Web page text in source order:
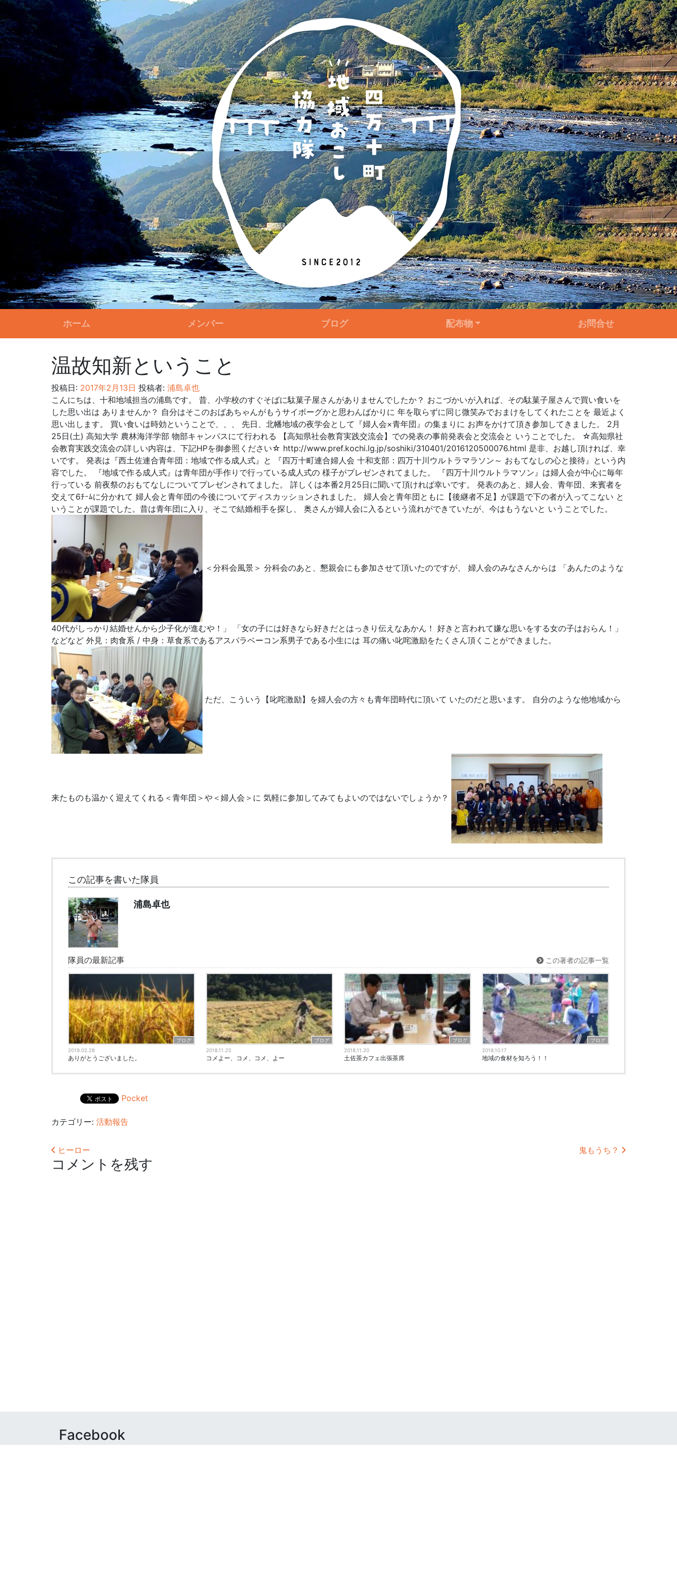
ホーム メンバー ブログ 配布物 お問合せ
温故知新ということ
投稿日: 2017年2月13日 投稿者: 浦島卓也
こんにちは、十和地域担当の浦島です。 昔、小学校のすぐそばに駄菓子屋さんがありませんでしたか？ おこづかいが入れば、その駄菓子屋さんで買い食いを
した思い出は ありませんか？ 自分はそこのおばあちゃんがもうサイボーグかと思わんばかりに 年を取らずに同じ微笑みでおまけをしてくれたことを 最近よく
思い出します。 買い食いは時効ということで、、、 先日、北幡地域の夜学会として『婦人会×青年団』の集まりに お声をかけて頂き参加してきました。 2月
25日(土) 高知大学 農林海洋学部 物部キャンパスにて行われる 【高知県社会教育実践交流会】での発表の事前発表会と交流会と いうことでした。 ☆高知県社
会教育実践交流会の詳しい内容は、下記HPを御参照ください☆ http://www.pref.kochi.lg.jp/soshiki/310401/2016120500076.html 是非、お越し頂ければ、幸
いです。 発表は『西土佐連合青年団：地域で作る成人式』と 『四万十町連合婦人会 十和支部：四万十川ウルトラマラソン～ おもてなしの心と接待』という内
容でした。 『地域で作る成人式』は青年団が手作りで行っている成人式の 様子がプレゼンされてました。 『四万十川ウルトラマソン』は婦人会が中心に毎年
行っている 前夜祭のおもてなしについてプレゼンされてました。 詳しくは本番2月25日に聞いて頂ければ幸いです。 発表のあと、婦人会、青年団、来賓者を
交えて6ﾁｰﾑに分かれて 婦人会と青年団の今後についてディスカッションされました。 婦人会と青年団ともに【後継者不足】が課題で下の者が入ってこない と
いうことが課題でした。昔は青年団に入り、そこで結婚相手を探し、 奥さんが婦人会に入るという流れができていたが、今はもうないと いうことでした。
＜分科会風景＞ 分科会のあと、懇親会にも参加させて頂いたのですが、 婦人会のみなさんからは 「あんたのような
40代がしっかり結婚せんから少子化が進むや！」 「女の子には好きなら好きだとはっきり伝えなあかん！ 好きと言われて嫌な思いをする女の子はおらん！」
などなど 外見：肉食系 / 中身：草食系であるアスパラベーコン系男子である小生には 耳の痛い叱咤激励をたくさん頂くことができました。
ただ、こういう【叱咤激励】を婦人会の方々も青年団時代に頂いて いたのだと思います。 自分のような他地域から
来たものも温かく迎えてくれる＜青年団＞や＜婦人会＞に 気軽に参加してみてもよいのではないでしょうか？
この記事を書いた隊員
浦島卓也
隊員の最新記事 この著者の記事一覧
ブログ
2019.02.28
ありがとうございました。
ブログ
2018.11.25
コメよー、コメ、コメ、よー
ブログ
2018.11.20
土佐茶カフェ出張茶席
ブログ
2018.10.17
地域の食材を知ろう！！
Pocket
カテゴリー: 活動報告
投稿ナビゲーション
ヒーロー 鬼もうち？
コメントを残す
Facebook